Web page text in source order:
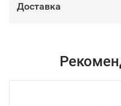
Доставка